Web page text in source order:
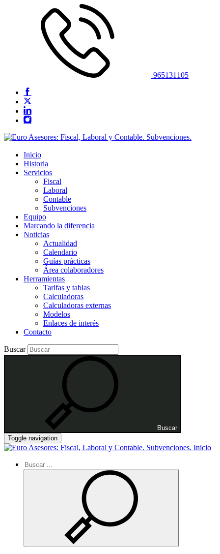
965131105
Inicio
Historia
Servicios
Fiscal
Laboral
Contable
Subvenciones
Equipo
Marcando la diferencia
Noticias
Actualidad
Calendario
Guías prácticas
Área colaboradores
Herramientas
Tarifas y tablas
Calculadoras
Calculadoras externas
Modelos
Enlaces de interés
Contacto
Buscar
Buscar
Toggle navigation
Inicio